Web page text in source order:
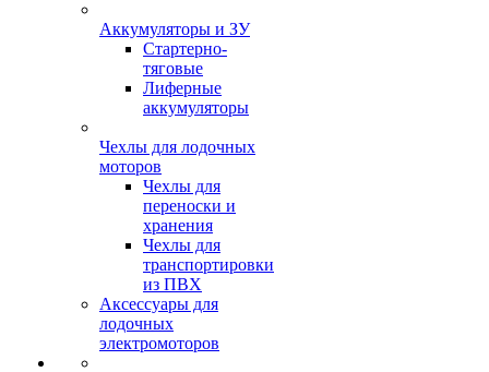
Аккумуляторы и ЗУ
Стартерно-
тяговые
Лиферные
аккумуляторы
Чехлы для лодочных
моторов
Чехлы для
переноски и
хранения
Чехлы для
транспортировки
из ПВХ
Аксессуары для
лодочных
электромоторов